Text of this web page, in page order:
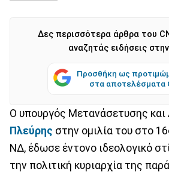
Δες περισσότερα άρθρα του
αναζητάς ειδήσεις
Προσθήκη ως
στα αποτελέσματα
Ο υπουργός Μετανάσετυσης και
Πλεύρης στην ομιλία του στο
ΝΔ, έδωσε έντονο ιδεολογικό
την πολιτική κυριαρχία της